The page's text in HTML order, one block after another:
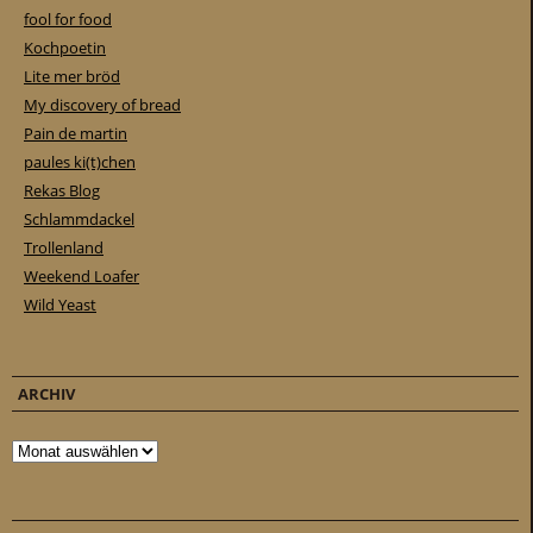
fool for food
Kochpoetin
Lite mer bröd
My discovery of bread
Pain de martin
paules ki(t)chen
Rekas Blog
Schlammdackel
Trollenland
Weekend Loafer
Wild Yeast
ARCHIV
Archiv